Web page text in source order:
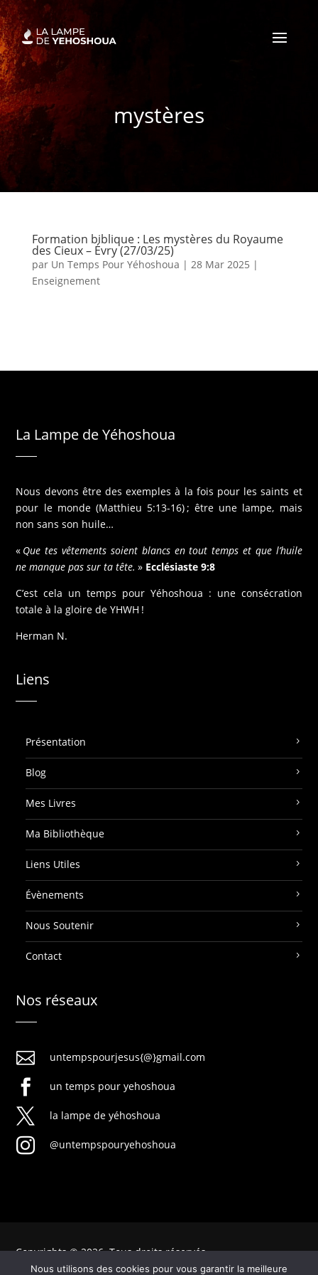
mystères
Formation biblique : Les mystères du Royaume
des Cieux – Évry (27/03/25)
par Un Temps Pour Yéhoshoua | 28 Mar 2025 |
Enseignement
La Lampe de Yéhoshoua
Nous devons être des exemples à la fois pour les saints et
pour le monde (Matthieu 5:13-16) ; être une lampe, mais
non sans son huile…
« Que tes vêtements soient blancs en tout temps et que l’huile
ne manque pas sur ta tête. » Ecclésiaste 9:8
C’est cela un temps pour Yéhoshoua : une consécration
totale à la gloire de YHWH !
Herman N.
Liens
Présentation
Blog
Mes Livres
Ma Bibliothèque
Liens Utiles
Évènements
Nous Soutenir
Contact
Nos réseaux
 untempspourjesus{@}gmail.com
 un temps pour yehoshoua
 la lampe de yéhoshoua
 @untempspouryehoshoua
Copyrights © 2026. Tous droits réservés
Nous utilisons des cookies pour vous garantir la meilleure